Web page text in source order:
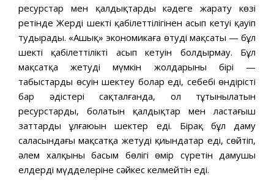
ресурстар мен қалдықтарды кәдеге жарату көзі
ретінде Жердің шекті қабілеттілігінен асып кетуі қауіп
тудырады. «Ашық» экономикаға өтудің мақсаты — бұл
шекті қабілеттіліктің асып кетуін болдырмау. Бұл
мақсатқа жетудің мүмкін жолдарының бірі —
табыстардың өсуін шектеу болар еді, себебі өндірістің
бар әдістері сақталғанда, ол тұтынылатын
ресурстардың, болатын қалдықтар мен ластағыш
заттардың ұлғаюын шектер еді. Бірақ бұл даму
саласындағы мақсатқа жетуді қиындатар еді, сөйтіп,
әлем халқының басым бөлігі өмір сүретін дамушы
елдердің мүдделеріне сәйкес келмейтін еді.